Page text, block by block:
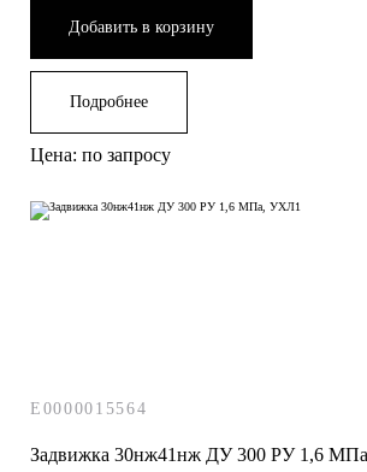
Добавить в корзину
Подробнее
Цена: по запросу
E0000015564
Задвижка 30нж41нж ДУ 300 РУ 1,6